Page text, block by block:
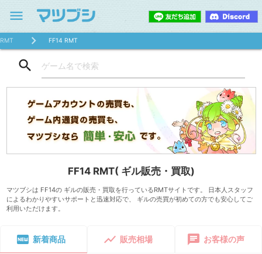
menu
RMT FF14 RMT
search
FF14 RMT( ギル販売・買取)
マツブシは FF14の ギルの販売・買取を行っているRMTサイトです。 日本人スタッフ
によるわかりやすいサポートと迅速対応で、 ギルの売買が初めての方でも安心してご
利用いただけます。
fiber_new 新着商品 show_chart 販売相場 chat お客様の声